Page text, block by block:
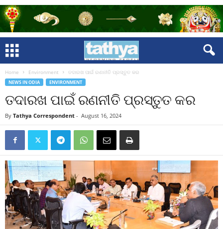
Home Environment ତଦାରଖ ପାଇଁ ରଣନୀତି ପ୍ରସ୍ତୁତ କର
NEWS IN ODIA ENVIRONMENT
ତଦାରଖ ପାଇଁ ରଣନୀତି ପ୍ରସ୍ତୁତ କର
By Tathya Correspondent - August 16, 2024